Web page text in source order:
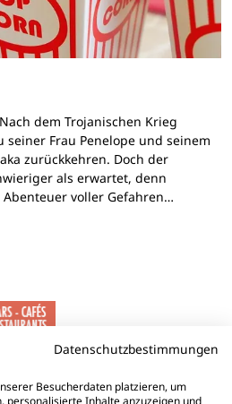
dem Trojanischen Krieg
seiner Frau Penelope und seinem
zurückkehren. Doch der
als erwartet, denn
voller Gefahren…
Datenschutzbestimmungen
Besucherdaten platzieren, um
personalisierte Inhalte anzuzeigen und